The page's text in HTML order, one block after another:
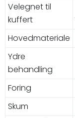
Velegnet til
kuffert
Hovedmateriale
Ydre
behandling
Foring
Skum